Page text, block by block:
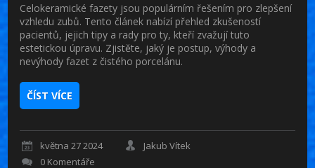
Celokeramické fazety jsou populárním řešením pro zlepšení
vzhledu zubů. Tento článek nabízí přehled zkušeností
pacientů, jejich tipy a rady pro ty, kteří zvažují tuto
estetickou úpravu. Zjistěte, jaký je postup, výhody a
nevýhody fazet z čistého porcelánu.
ČÍST VÍCE
května 27 2024
Jakub Vítek
0 Komentáře